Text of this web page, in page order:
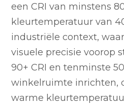
een CRI van minstens
kleurtemperatuur van
industriële context,
visuele precisie voorop
90+ CRI en tenminste
winkelruimte inrichten,
warme